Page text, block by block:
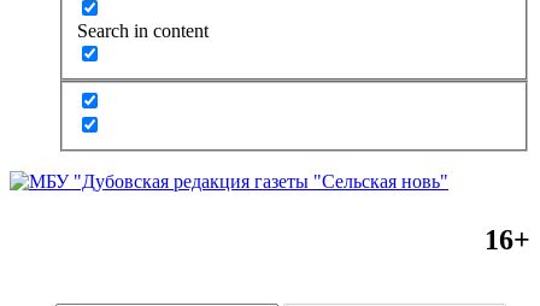
Search in content
16+